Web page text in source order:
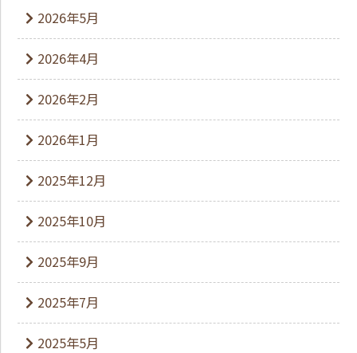
2026年5月
2026年4月
2026年2月
2026年1月
2025年12月
2025年10月
2025年9月
2025年7月
2025年5月